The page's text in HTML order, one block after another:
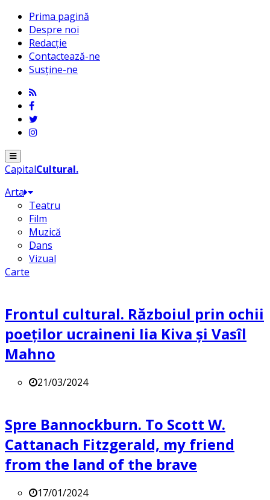
Prima pagină
Despre noi
Redacție
Contactează-ne
Susține-ne
Menu
CapitalCultural.
Arta
Teatru
Film
Muzică
Dans
Vizual
Carte
Frontul cultural. Războiul prin ochii
poeților ucraineni Iia Kiva și Vasîl
Mahno
21/03/2024
Spre Bannockburn. To Scott W.
Cattanach Fitzgerald, my friend
from the land of the brave
17/01/2024